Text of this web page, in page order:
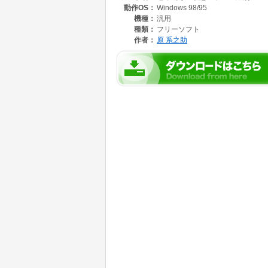
Script 5.0をダウンロードしてインストールし
含まれています。今回は，UTU.LZHにUTU-
年期のうつ状態をスケールする質問15をメイ
に編集されたオブションファイルHTMLの老
動作OS： Windows 98/95
機種： 汎用
種類： フリーソフト
作者： 原 系之助